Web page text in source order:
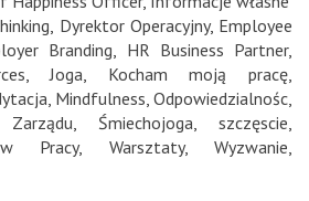
, Dyrektor Operacyjny, Employee
Branding, HR Business Partner,
,Joga, Kocham moją pracę,
, Mindfulness, Odpowiedzialnośc,
, Śmiechojoga, szczęscie,
Pracy, Warsztaty,Wyzwanie,